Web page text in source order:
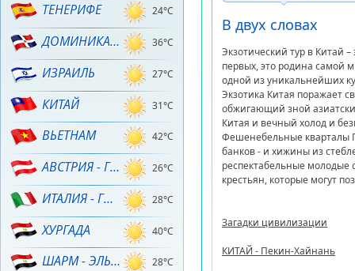
24°C
ТЕНЕРИФЕ
36°C
ДОМИНИКАНА
27°C
ИЗРАИЛЬ
31°C
КИТАЙ
42°C
ВЬЕТНАМ
26°C
АВСТРИЯ - ГОРНЫЕ ЛЫЖИ!
28°C
ИТАЛИЯ - ГОРНЫЕ ЛЫЖИ
40°C
ХУРГАДА
28°C
ШАРМ - ЭЛЬ - ШЕЙХ
В двух словах
Экзотический тур в Китай
первых, это родина самой
одной из уникальнейших
Экзотика Китая поражает
обжигающий зной
Китая и вечный холод и
Фешенебельные кварталы
банков - и хижины из
респектабельные
крестьян, которые могут
Загадки цивилизации
КИТАЙ - Пекин-Хайнань